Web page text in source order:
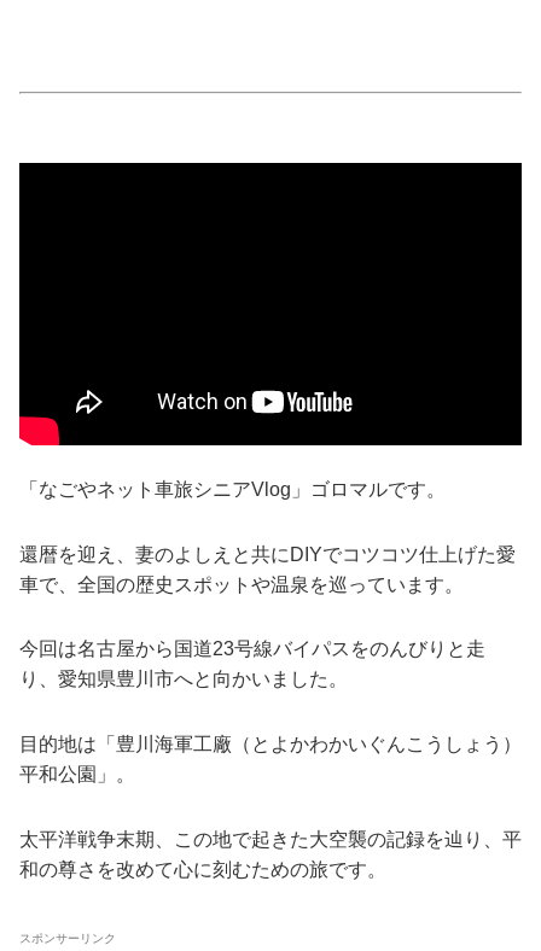
「なごやネット車旅シニアVlog」ゴロマルです。
還暦を迎え、妻のよしえと共にDIYでコツコツ仕上げた愛
車で、全国の歴史スポットや温泉を巡っています。
今回は名古屋から国道23号線バイパスをのんびりと走
り、愛知県豊川市へと向かいました。
目的地は「豊川海軍工廠（とよかわかいぐんこうしょう）
平和公園」。
太平洋戦争末期、この地で起きた大空襲の記録を辿り、平
和の尊さを改めて心に刻むための旅です。
スポンサーリンク